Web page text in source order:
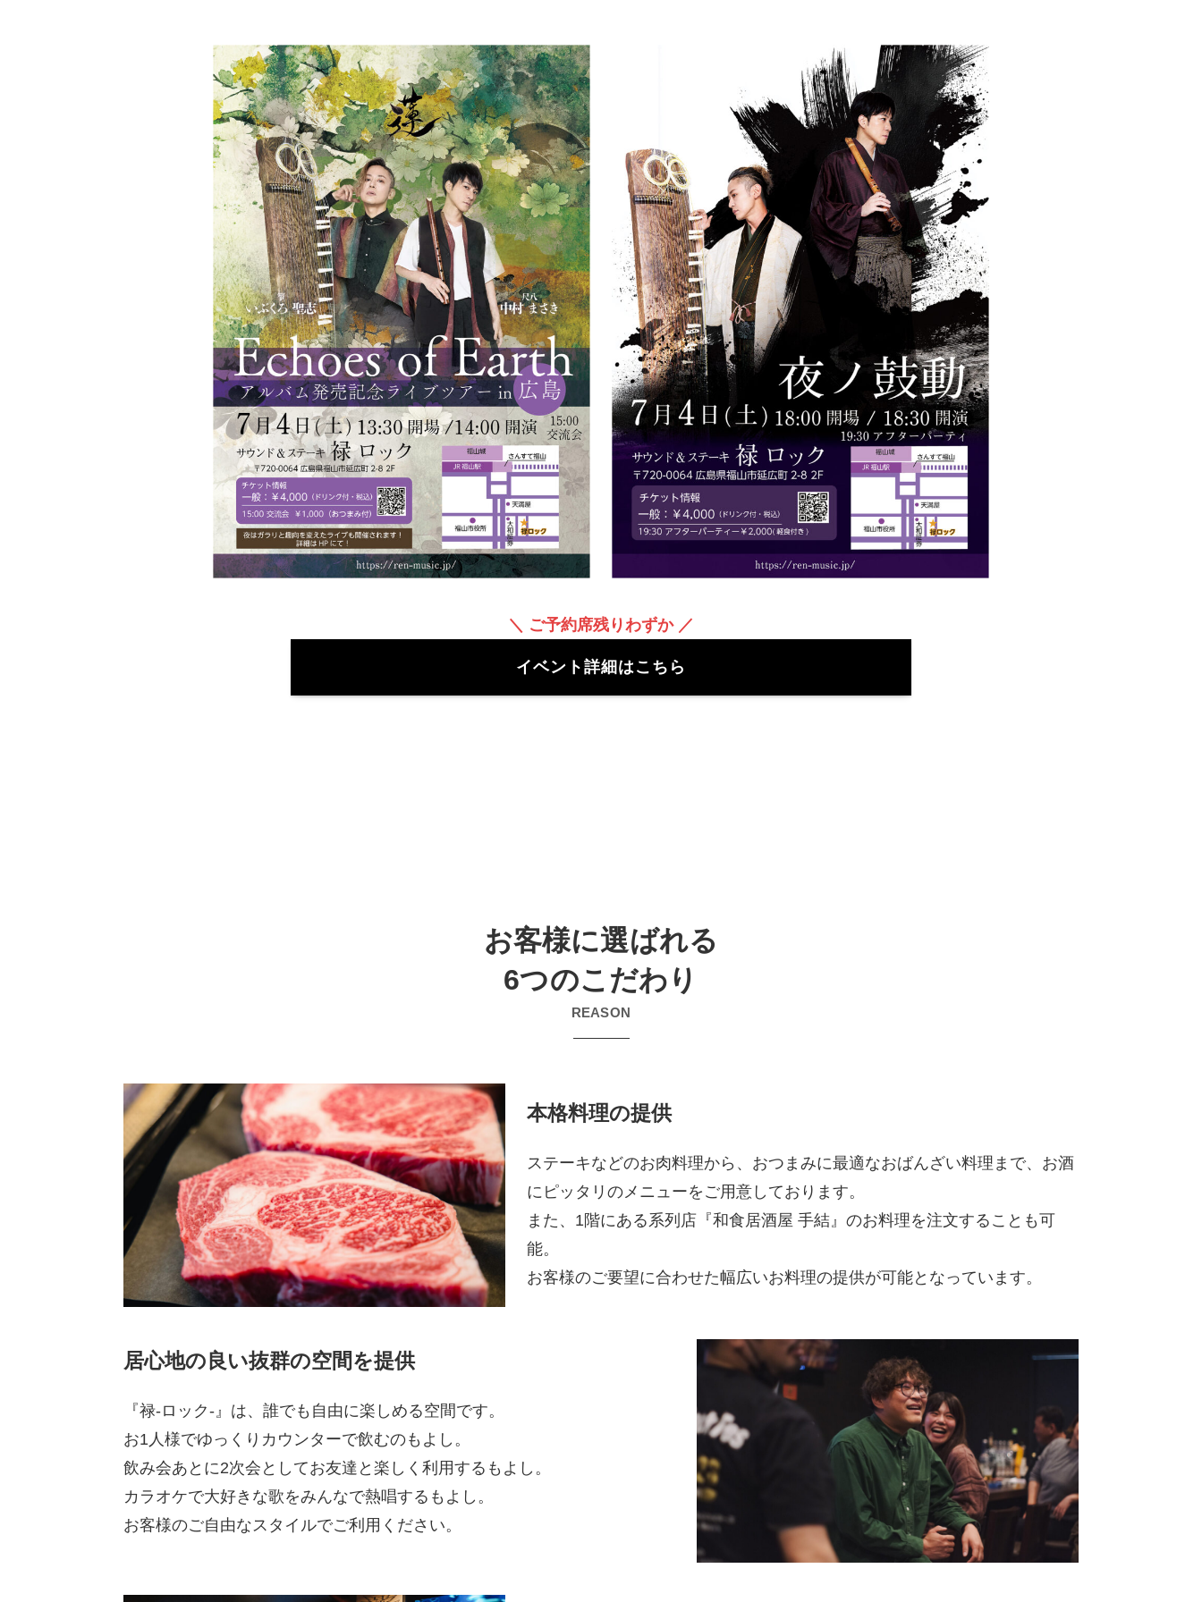
＼ ご予約席残りわずか ／
イベント詳細はこちら
お客様に選ばれる
6つのこだわり
REASON
本格料理の提供
ステーキなどのお肉料理から、おつまみに最適なおばんざい料理まで、お酒
にピッタリのメニューをご用意しております。
また、1階にある系列店『和食居酒屋 手結』のお料理を注文することも可
能。
お客様のご要望に合わせた幅広いお料理の提供が可能となっています。
居心地の良い抜群の空間を提供
『禄-ロック-』は、誰でも自由に楽しめる空間です。
お1人様でゆっくりカウンターで飲むのもよし。
飲み会あとに2次会としてお友達と楽しく利用するもよし。
カラオケで大好きな歌をみんなで熱唱するもよし。
お客様のご自由なスタイルでご利用ください。